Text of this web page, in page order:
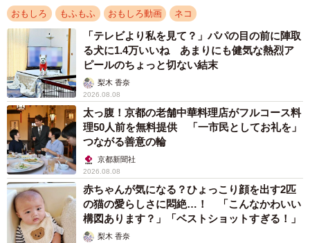
おもしろ もふもふ おもしろ動画 ネコ
「テレビより私を見て？」パパの目の前に陣取
る犬に1.4万いいね あまりにも健気な熱烈ア
ピールのちょっと切ない結末
梨木 香奈
2026.08.08
太っ腹！京都の老舗中華料理店がフルコース料
理50人前を無料提供 「一市民としてお礼を」
つながる善意の輪
京都新聞社
2026.08.08
赤ちゃんが気になる？ひょっこり顔を出す2匹
の猫の愛らしさに悶絶…！ 「こんなかわいい
構図あります？」「ベストショットすぎる！」
梨木 香奈